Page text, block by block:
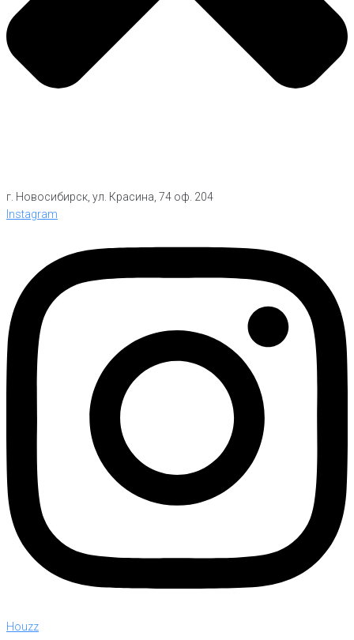
г. Новосибирск, ул. Красина, 74 оф. 204
Instagram
Houzz